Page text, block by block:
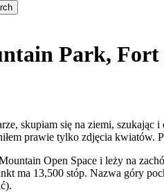
Park,
skupiam się na ziemi, szukając
prawie tylko zdjęcia kwiatów.
Open Space i leży na
ma 13,500 stóp. Nazwa góry